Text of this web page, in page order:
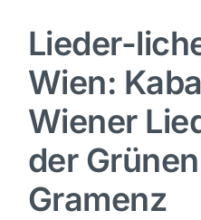
Politik
Wirtschaft
Sport
Lieder-
Wien:
Wiener
der
Gramenz